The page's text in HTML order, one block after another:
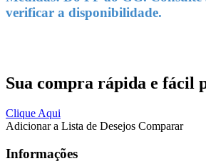
verificar a disponibilidade.
Sua compra rápida e fácil
Clique Aqui
Adicionar a Lista de Desejos Comparar
Informações